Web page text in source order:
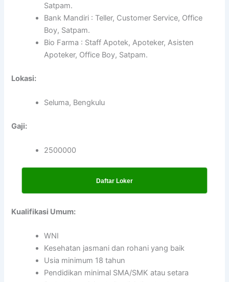
Satpam.
Bank Mandiri : Teller, Customer Service, Office
Boy, Satpam.
Bio Farma : Staff Apotek, Apoteker, Asisten
Apoteker, Office Boy, Satpam.
Lokasi:
Seluma, Bengkulu
Gaji:
2500000
Daftar Loker
Kualifikasi Umum:
WNI
Kesehatan jasmani dan rohani yang baik
Usia minimum 18 tahun
Pendidikan minimal SMA/SMK atau setara